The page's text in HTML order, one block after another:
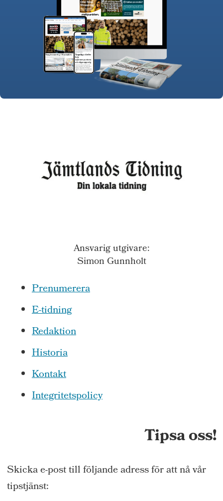
Ansvarig utgivare:
Simon Gunnholt
Prenumerera
E-tidning
Redaktion
Historia
Kontakt
Integritetspolicy
Tipsa oss!
Skicka e-post till följande adress för att nå vår
tipstjänst: